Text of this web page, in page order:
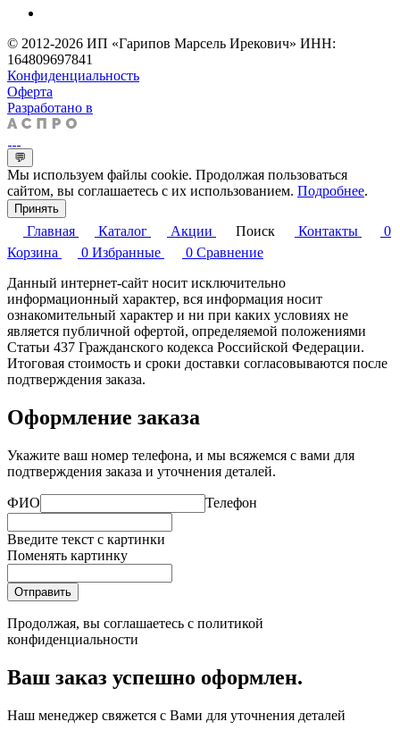
© 2012-2026 ИП «Гарипов Марсель Ирекович» ИНН:
164809697841
Конфиденциальность
Оферта
Разработано в
💬
Мы используем файлы cookie. Продолжая пользоваться
сайтом, вы соглашаетесь с их использованием. Подробнее.
Принять
Главная Каталог Акции Поиск Контакты
0
Корзина
0 Избранные 0 Сравнение
Данный интернет-сайт носит исключительно
информационный характер, вся информация носит
ознакомительный характер и ни при каких условиях не
является публичной офертой, определяемой положениями
Статьи 437 Гражданского кодекса Российской Федерации.
Итоговая стоимость и сроки доставки согласовываются после
подтверждения заказа.
Оформление заказа
Укажите ваш номер телефона, и мы всяжемся с вами для
подтверждения заказа и уточнения деталей.
ФИО Телефон
Введите текст с картинки
Поменять картинку
Отправить
Продолжая, вы соглашаетесь с политикой
конфиденциальности
Ваш заказ успешно оформлен.
Наш менеджер свяжется с Вами для уточнения деталей